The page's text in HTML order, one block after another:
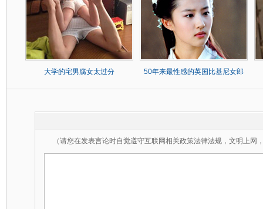
大学的宅男腐女太过分 50年来最性感的英国比基尼女郎
（请您在发表言论时自觉遵守互联网相关政策法律法规，文明上网